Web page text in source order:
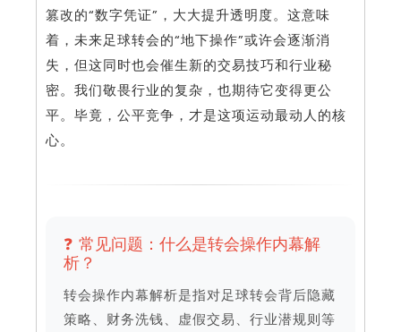
篡改的“数字凭证”，大大提升透明度。这意味
着，未来足球转会的“地下操作”或许会逐渐消
失，但这同时也会催生新的交易技巧和行业秘
密。我们敬畏行业的复杂，也期待它变得更公
平。毕竟，公平竞争，才是这项运动最动人的核
心。
❓ 常见问题：什么是转会操作内幕解
析？
转会操作内幕解析是指对足球转会背后隐藏
策略、财务洗钱、虚假交易、行业潜规则等